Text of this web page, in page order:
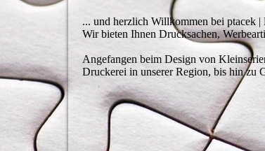
... und herzlich Willkommen bei
Wir bieten Ihnen Drucksachen,
Angefangen beim Design von
Druckerei in unserer Region, bis hin zu